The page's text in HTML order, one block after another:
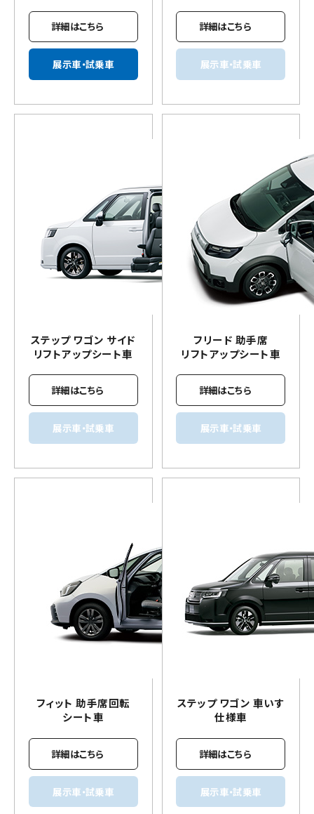
詳細はこちら
展示車・試乗車
詳細はこちら
展示車・試乗車
ステップ ワゴン サイド
リフトアップシート車
詳細はこちら
展示車・試乗車
フリード 助手席
リフトアップシート車
詳細はこちら
展示車・試乗車
フィット 助手席回転
シート車
詳細はこちら
展示車・試乗車
ステップ ワゴン 車いす
仕様車
詳細はこちら
展示車・試乗車